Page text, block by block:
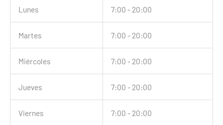
Lunes 7:00 - 20:00
Martes 7:00 - 20:00
Miércoles 7:00 - 20:00
Jueves 7:00 - 20:00
Viernes 7:00 - 20:00